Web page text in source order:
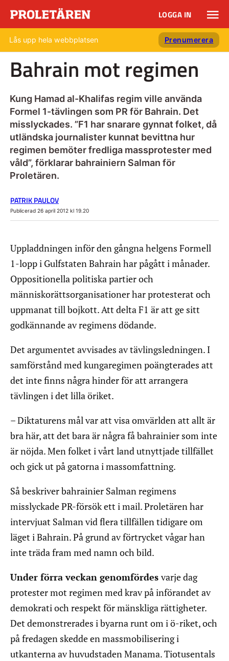
LOGGA IN
Lås upp hela webbplatsen Prenumerera
Bahrain mot regimen
Kung Hamad al-Khalifas regim ville använda
Formel 1-tävlingen som PR för Bahrain. Det
misslyckades. ”F1 har snarare gynnat folket, då
utländska journalister kunnat bevittna hur
regimen bemöter fredliga massprotester med
våld”, förklarar bahrainiern Salman för
Proletären.
PATRIK PAULOV
Publicerad 26 april 2012 kl 19.20
Uppladdningen inför den gångna helgens Formell
1-lopp i Gulfstaten Bahrain har pågått i månader.
Oppositionella politiska partier och
människorättsorganisationer har protesterat och
uppmanat till bojkott. Att delta F1 är att ge sitt
godkännande av regimens dödande.
Det argumentet avvisades av tävlingsledningen. I
samförstånd med kungaregimen poängterades att
det inte finns några hinder för att arrangera
tävlingen i det lilla öriket.
– Diktaturens mål var att visa omvärlden att allt är
bra här, att det bara är några få bahrainier som inte
är nöjda. Men folket i vårt land utnyttjade tillfället
och gick ut på gatorna i massomfattning.
Så beskriver bahrainier Salman regimens
misslyckade PR-försök ett i mail. Proletären har
intervjuat Salman vid flera tillfällen tidigare om
läget i Bahrain. På grund av förtrycket vågar han
inte träda fram med namn och bild.
Under förra veckan genomfördes varje dag
protester mot regimen med krav på införandet av
demokrati och respekt för mänskliga rättigheter.
Det demonstrerades i byarna runt om i ö-riket, och
på fredagen skedde en massmobilisering i
utkanterna av huvudstaden Manama. Tiotusentals